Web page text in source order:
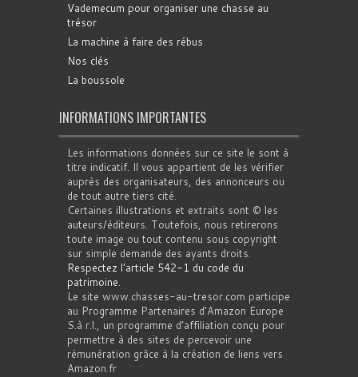
Vademecum pour organiser une chasse au
trésor
La machine à faire des rébus
Nos clés
La boussole
INFORMATIONS IMPORTANTES
Les informations données sur ce site le sont à
titre indicatif. Il vous appartient de les vérifier
auprès des organisateurs, des annonceurs ou
de tout autre tiers cité.
Certaines illustrations et extraits sont © les
auteurs/éditeurs. Toutefois, nous retirerons
toute image ou tout contenu sous copyright
sur simple demande des ayants droits.
Respectez l'article 542-1 du code du
patrimoine.
Le site www.chasses-au-tresor.com participe
au Programme Partenaires d’Amazon Europe
S.à r.l., un programme d’affiliation conçu pour
permettre à des sites de percevoir une
rémunération grâce à la création de liens vers
Amazon.fr